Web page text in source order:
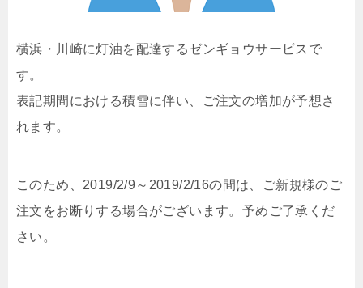
横浜・川崎に灯油を配達するゼンギョウサービスで
す。
表記期間における積雪に伴い、ご注文の増加が予想さ
れます。
このため、2019/2/9～2019/2/16の間は、ご新規様のご
注文をお断りする場合がございます。予めご了承くだ
さい。